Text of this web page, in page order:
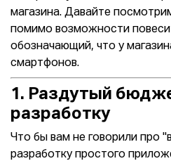
магазина. Давайте
помимо возможности
обозначающий, что у
смартфонов.
1. Раздутый
разработку
Что бы вам не говорили про
разработку простого